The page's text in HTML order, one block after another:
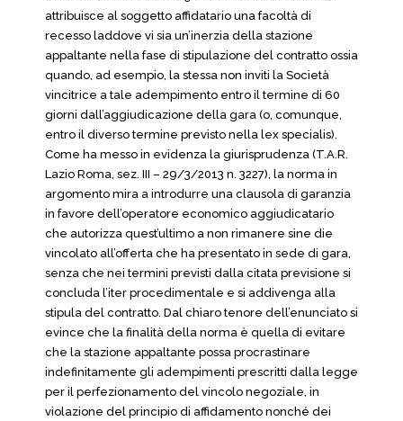
attribuisce al soggetto affidatario una facoltà di
recesso laddove vi sia un’inerzia della stazione
appaltante nella fase di stipulazione del contratto ossia
quando, ad esempio, la stessa non inviti la Società
vincitrice a tale adempimento entro il termine di 60
giorni dall’aggiudicazione della gara (o, comunque,
entro il diverso termine previsto nella lex specialis).
Come ha messo in evidenza la giurisprudenza (T.A.R.
Lazio Roma, sez. III – 29/3/2013 n. 3227), la norma in
argomento mira a introdurre una clausola di garanzia
in favore dell’operatore economico aggiudicatario
che autorizza quest’ultimo a non rimanere sine die
vincolato all’offerta che ha presentato in sede di gara,
senza che nei termini previsti dalla citata previsione si
concluda l’iter procedimentale e si addivenga alla
stipula del contratto. Dal chiaro tenore dell’enunciato si
evince che la finalità della norma è quella di evitare
che la stazione appaltante possa procrastinare
indefinitamente gli adempimenti prescritti dalla legge
per il perfezionamento del vincolo negoziale, in
violazione del principio di affidamento nonché dei